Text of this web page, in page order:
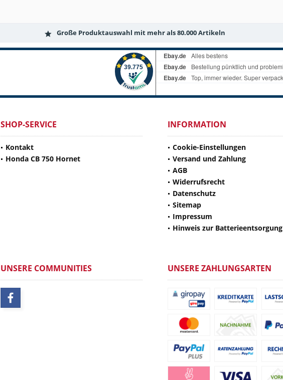
Große Produktauswahl mit mehr als 80.000 Artikeln
SHOP-SERVICE
Kontakt
Honda CB 750 Hornet
INFORMATION
Cookie-Einstellungen
Versand und Zahlung
AGB
Widerrufsrecht
Datenschutz
Sitemap
Impressum
Hinweis zur Batterieentsorgung
UNSERE COMMUNITIES UNSERE ZAHLUNGSARTEN